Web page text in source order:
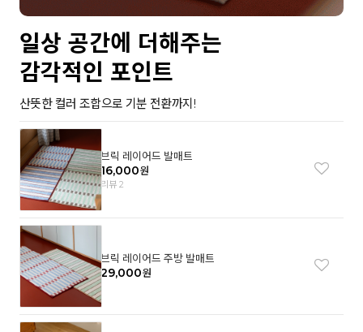
일상 공간에 더해주는
감각적인 포인트
산뜻한 컬러 조합으로 기분 전환까지!
브릭 레이어드 발매트
16,000원
리뷰 2
브릭 레이어드 주방 발매트
29,000원